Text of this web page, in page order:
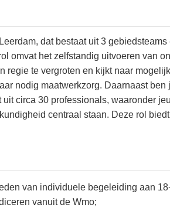
dat bestaat uit 3
omvat het zelfstandig uitvoeren van
regie te vergroten en kijkt naar
nodig maatwerkzorg. Daarnaast
circa 30 professionals, waaronder
centraal staan. Deze rol
van individuele begeleiding aan
vanuit de Wmo;